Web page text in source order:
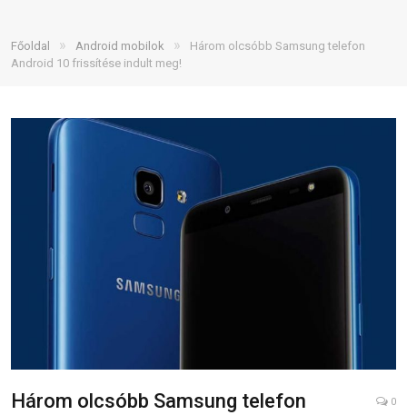
Főoldal » Android mobilok »
Három olcsóbb Samsung telefon
Android 10 frissítése indult meg!
Három olcsóbb Samsung telefon
0